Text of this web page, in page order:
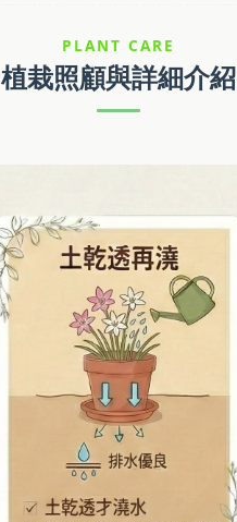
PLANT CARE
植栽照顧與詳細介紹